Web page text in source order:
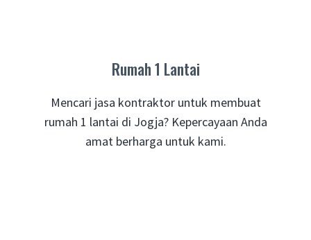
Rumah 1 Lantai
Mencari jasa kontraktor untuk membuat
rumah 1 lantai di Jogja? Kepercayaan Anda
amat berharga untuk kami.